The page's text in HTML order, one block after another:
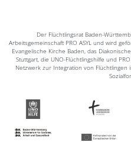
Der Flüchtlingsrat Baden-
Arbeitsgemeinschaft PRO ASYL und wird
Evangelische Kirche Baden, das
Stuttgart, die UNO-Flüchtlingshilfe und
Netzwerk zur Integration von Flüchtlingen